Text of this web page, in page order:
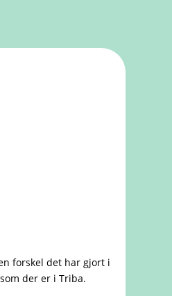
forskel det har gjort i
der er i Triba.